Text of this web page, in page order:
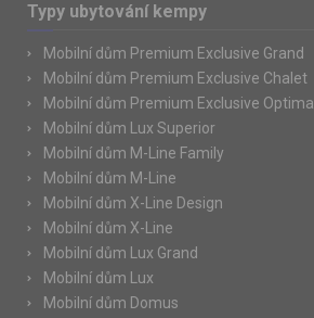
Typy ubytování kempy
Mobilní dům Premium Exclusive Grand
Mobilní dům Premium Exclusive Chalet
Mobilní dům Premium Exclusive Optimal
Mobilní dům Lux Superior
Mobilní dům M-Line Family
Mobilní dům M-Line
Mobilní dům X-Line Design
Mobilní dům X-Line
Mobilní dům Lux Grand
Mobilní dům Lux
Mobilní dům Domus